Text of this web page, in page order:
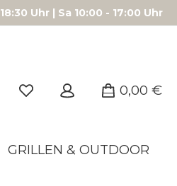
Uhr | Sa 10:00 - 17:00 Uhr
0,00 €
GRILLEN & OUTDOOR